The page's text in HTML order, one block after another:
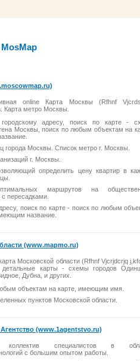
MosMap
online Карта Москвы (Rfhnf
Карта метро Москвы.
адресу, поиск по карте -
Москвы, поиск по любым объектам на
города Москвы. Список метро г. Москвы.
г. Москвы.
определить цену квартир в
маршрутов на
с пересадками.
поиск по карте - поиск по любым
название.
(www.mapmo.ru)
Московской области (Rfhnf Vjcrjdcrjq
карты - схемы городов
Дубна, и других.
объектам на карте, имеющим имя.
пунктов Московской области.
(www.1agentstvo.ru)
коллектив специалистов в
с большим опытом работы.